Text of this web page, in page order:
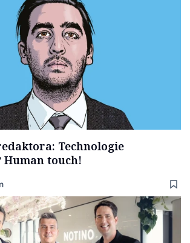
Technologie
Human touch!